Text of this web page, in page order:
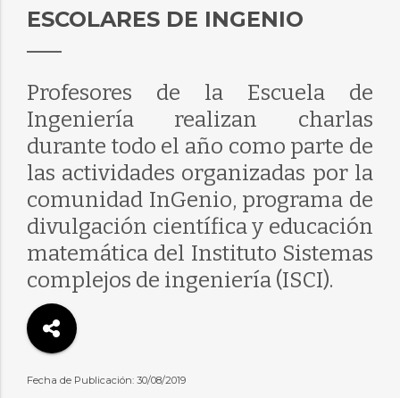
ESCOLARES DE INGENIO
Profesores de la Escuela de
Ingeniería realizan charlas
durante todo el año como parte de
las actividades organizadas por la
comunidad InGenio, programa de
divulgación científica y educación
matemática del Instituto Sistemas
complejos de ingeniería (ISCI).
Fecha de Publicación: 30/08/2019